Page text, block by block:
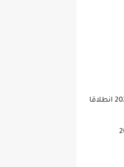
فيما يسافر الترجي الرياضي التونسي الى نيجيريا لمواجهة بلاتو يونايتد و ذلك يوم الأحد 09 أكتوبر 2022 انطلاقا